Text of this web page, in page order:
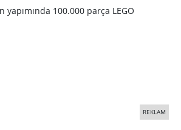
yapımında 100.000 parça LEGO
REKLAM